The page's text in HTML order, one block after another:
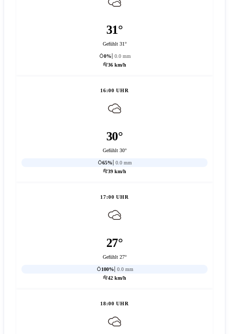
31°
Gefühlt 31°
0%
0.0 mm
36 km/h
16:00 UHR
30°
Gefühlt 30°
65%
0.0 mm
39 km/h
17:00 UHR
27°
Gefühlt 27°
100%
0.0 mm
42 km/h
18:00 UHR